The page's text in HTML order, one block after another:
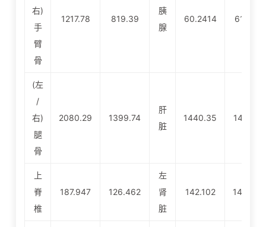
右)
手
臂
骨
1217.78 819.39
胰
腺
60.2414 61.0411
(左
/
右)
腿
骨
2080.29 1399.74
肝
脏
1440.35 1459.47
上
脊
椎
187.947 126.462
左
肾
脏
142.102 143.988